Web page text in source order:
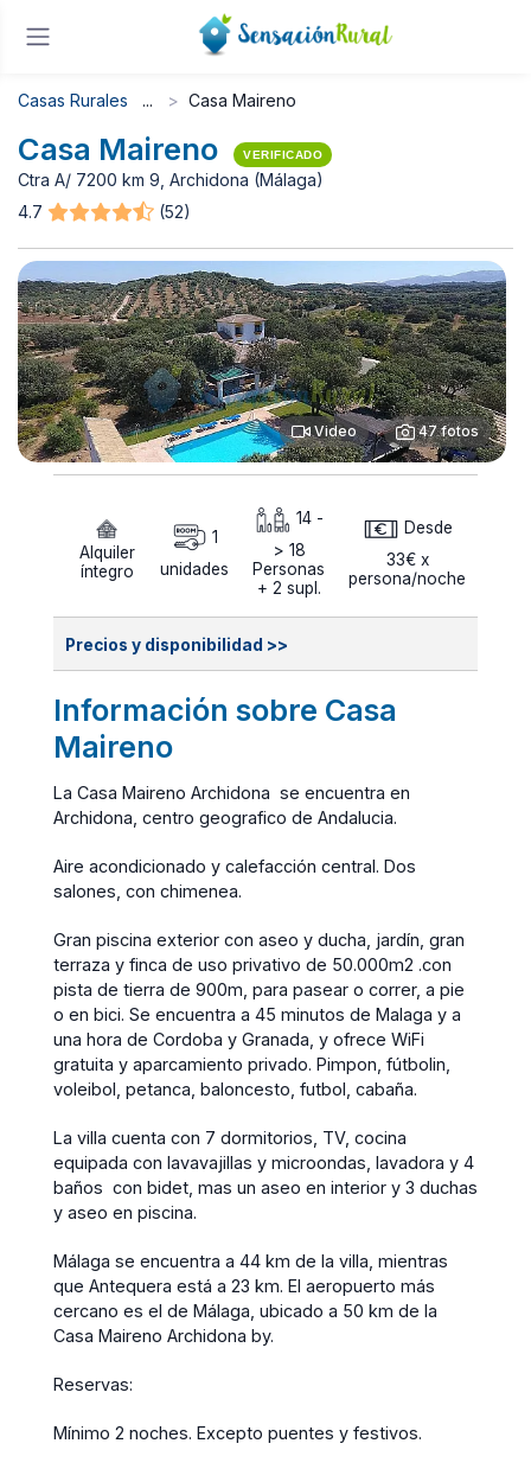
Casas Rurales Casa Maireno
Casa Maireno VERIFICADO
Ctra A/ 7200 km 9, Archidona (Málaga)
4.7
(52)
Video 47 fotos
Alquiler
íntegro
1
unidades
14 -
> 18
Personas
+ 2 supl.
Desde
33€ x
persona/noche
Precios y disponibilidad >>
Información sobre Casa
Maireno
La Casa Maireno Archidona se encuentra en
Archidona, centro geografico de Andalucia.
Aire acondicionado y calefacción central. Dos
salones, con chimenea.
Gran piscina exterior con aseo y ducha, jardín, gran
terraza y finca de uso privativo de 50.000m2 .con
pista de tierra de 900m, para pasear o correr, a pie
o en bici. Se encuentra a 45 minutos de Malaga y a
una hora de Cordoba y Granada, y ofrece WiFi
gratuita y aparcamiento privado. Pimpon, fútbolin,
voleibol, petanca, baloncesto, futbol, cabaña.
La villa cuenta con 7 dormitorios, TV, cocina
equipada con lavavajillas y microondas, lavadora y 4
baños con bidet, mas un aseo en interior y 3 duchas
y aseo en piscina.
Málaga se encuentra a 44 km de la villa, mientras
que Antequera está a 23 km. El aeropuerto más
cercano es el de Málaga, ubicado a 50 km de la
Casa Maireno Archidona by.
Reservas:
Mínimo 2 noches. Excepto puentes y festivos.